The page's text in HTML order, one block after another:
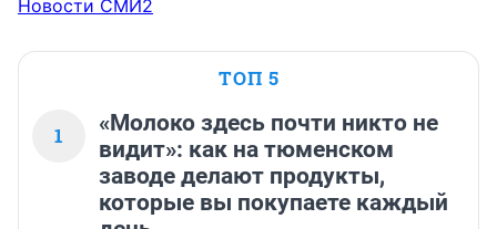
Новости СМИ2
ТОП 5
1
«Молоко здесь почти никто не
видит»: как на тюменском
заводе делают продукты,
которые вы покупаете каждый